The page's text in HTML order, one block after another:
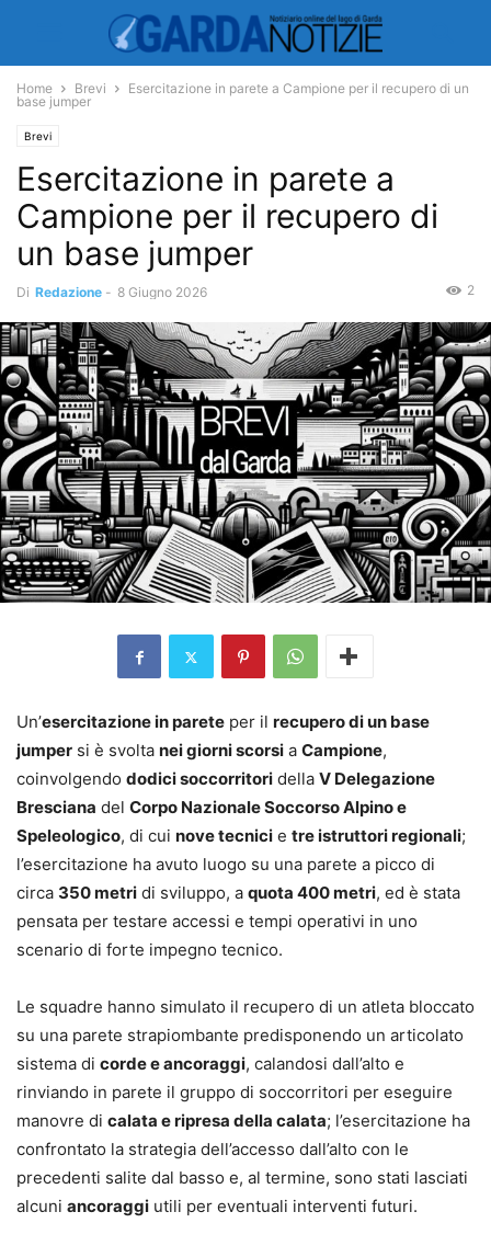
Home Brevi
Esercitazione in parete a Campione per il recupero di un
base jumper
Brevi
Esercitazione in parete a
Campione per il recupero di
un base jumper
Di Redazione - 8 Giugno 2026 2
Un’esercitazione in parete per il recupero di un base
jumper si è svolta nei giorni scorsi a Campione,
coinvolgendo dodici soccorritori della V Delegazione
Bresciana del Corpo Nazionale Soccorso Alpino e
Speleologico, di cui nove tecnici e tre istruttori regionali;
l’esercitazione ha avuto luogo su una parete a picco di
circa 350 metri di sviluppo, a quota 400 metri, ed è stata
pensata per testare accessi e tempi operativi in uno
scenario di forte impegno tecnico.
Le squadre hanno simulato il recupero di un atleta bloccato
su una parete strapiombante predisponendo un articolato
sistema di corde e ancoraggi, calandosi dall’alto e
rinviando in parete il gruppo di soccorritori per eseguire
manovre di calata e ripresa della calata; l’esercitazione ha
confrontato la strategia dell’accesso dall’alto con le
precedenti salite dal basso e, al termine, sono stati lasciati
alcuni ancoraggi utili per eventuali interventi futuri.